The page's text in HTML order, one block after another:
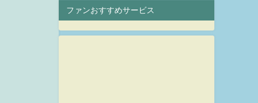
ファンおすすめサービス